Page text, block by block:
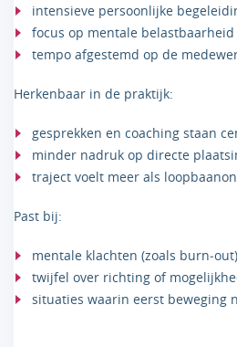
intensieve persoonlijke
focus op mentale
tempo afgestemd op de
Herkenbaar in de praktijk:
gesprekken en coaching staan
minder nadruk op directe
traject voelt meer als
Past bij:
mentale klachten (zoals burn‑out)
twijfel over richting of
situaties waarin eerst beweging